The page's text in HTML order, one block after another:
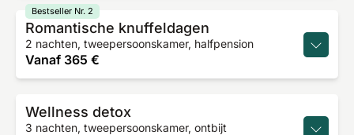
Romantische knuffeldagen
2 nachten, tweepersoonskamer, halfpension
Vanaf 365 €
Bestseller Nr. 2
Wellness detox
3 nachten, tweepersoonskamer, ontbijt